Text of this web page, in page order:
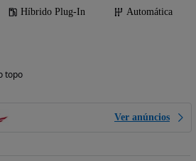
Híbrido Plug-In
Automática
topo
Ver anúncios